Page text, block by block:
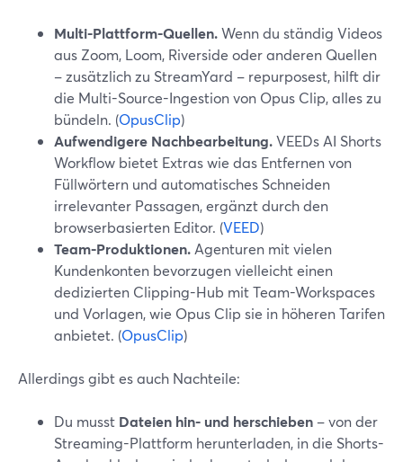
Multi-Plattform-Quellen.Wenn du ständig Videos
aus Zoom, Loom, Riverside oder anderen Quellen
– zusätzlich zu StreamYard – repurposest, hilft dir
die Multi-Source-Ingestion von Opus Clip, alles zu
bündeln. (OpusClip)
Aufwendigere Nachbearbeitung.VEEDs AI Shorts
Workflow bietet Extras wie das Entfernen von
Füllwörtern und automatisches Schneiden
irrelevanter Passagen, ergänzt durch den
browserbasierten Editor. (VEED)
Team-Produktionen. Agenturen mit vielen
Kundenkonten bevorzugen vielleicht einen
dedizierten Clipping-Hub mit Team-Workspaces
und Vorlagen, wie Opus Clip sie in höheren Tarifen
anbietet. (OpusClip)
Allerdings gibt es auch Nachteile:
Du musst Dateien hin- und herschieben – von der
Streaming-Plattform herunterladen, in die Shorts-